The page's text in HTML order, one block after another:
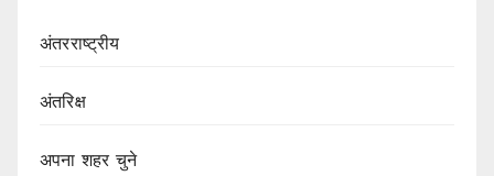
अंतरराष्ट्रीय
अंतरिक्ष
अपना शहर चुने